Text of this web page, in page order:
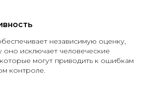
независимую оценку,
оно исключает человеческие
могут приводить к ошибкам
контроле.